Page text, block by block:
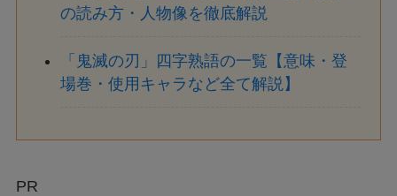
の読み方・人物像を徹底解説
「鬼滅の刃」四字熟語の一覧【意味・登
場巻・使用キャラなど全て解説】
PR